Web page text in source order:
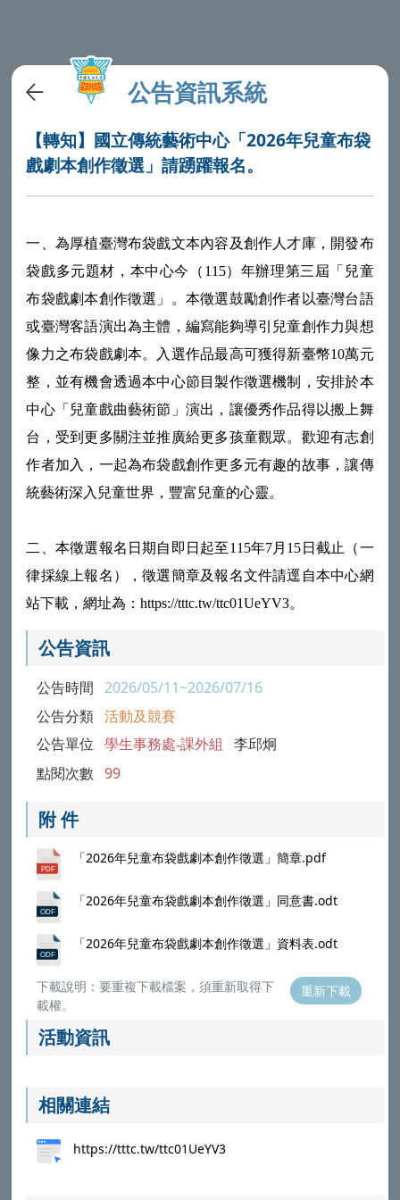
公告資訊系統
【轉知】國立傳統藝術中心「2026年兒童布袋
戲劇本創作徵選」請踴躍報名。
一、為厚植臺灣布袋戲文本內容及創作人才庫，開發布
袋戲多元題材，本中心今（115）年辦理第三屆「兒童
布袋戲劇本創作徵選」。本徵選鼓勵創作者以臺灣台語
或臺灣客語演出為主體，編寫能夠導引兒童創作力與想
像力之布袋戲劇本。入選作品最高可獲得新臺幣10萬元
整，並有機會透過本中心節目製作徵選機制，安排於本
中心「兒童戲曲藝術節」演出，讓優秀作品得以搬上舞
台，受到更多關注並推廣給更多孩童觀眾。歡迎有志創
作者加入，一起為布袋戲創作更多元有趣的故事，讓傳
統藝術深入兒童世界，豐富兒童的心靈。
二、本徵選報名日期自即日起至115年7月15日截止（一
律採線上報名），徵選簡章及報名文件請逕自本中心網
站下載，網址為：https://tttc.tw/ttc01UeYV3。
公告資訊
公告時間 2026/05/11~2026/07/16
公告分類 活動及競賽
公告單位 學生事務處-課外組 李邱炯
點閱次數 99
附 件
「2026年兒童布袋戲劇本創作徵選」簡章.pdf
「2026年兒童布袋戲劇本創作徵選」同意書.odt
「2026年兒童布袋戲劇本創作徵選」資料表.odt
下載說明：要重複下載檔案，須重新取得下
載權。
重新下載
活動資訊
相關連結
https://tttc.tw/ttc01UeYV3